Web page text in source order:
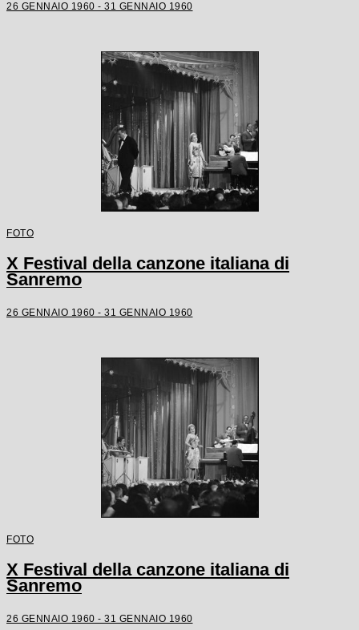
26 GENNAIO 1960 - 31 GENNAIO 1960
FOTO
X Festival della canzone italiana di
Sanremo
26 GENNAIO 1960 - 31 GENNAIO 1960
FOTO
X Festival della canzone italiana di
Sanremo
26 GENNAIO 1960 - 31 GENNAIO 1960